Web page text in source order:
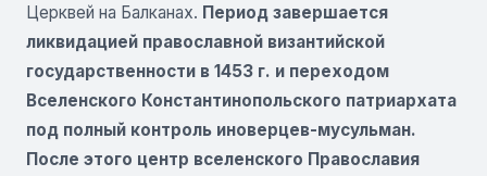
Церквей на Балканах. Период завершается
ликвидацией православной византийской
государственности в 1453 г. и переходом
Вселенского Константинопольского патриархата
под полный контроль иноверцев-мусульман.
После этого центр вселенского Православия